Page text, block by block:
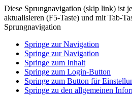
Diese Sprungnavigation (skip link) ist
aktualisieren (F5-Taste) und mit Tab-
Sprungnavigation
Springe zur Navigation
Springe zur Navigation
Springe zum Inhalt
Springe zum Login-Button
Springe zum Button für
Springe zu den allgemeinen